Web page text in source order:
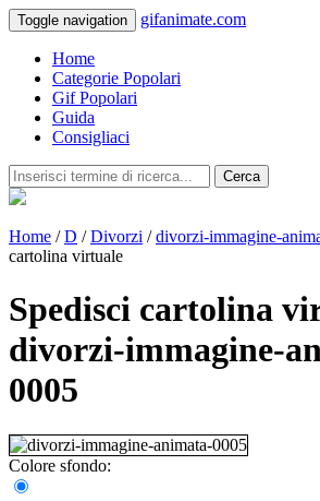
Toggle navigation gifanimate.com
Home
Categorie Popolari
Gif Popolari
Guida
Consigliaci
Cerca
Home /D /Divorzi /divorzi-immagine-
cartolina virtuale
Spedisci cartolina
divorzi-immagine-
0005
Colore sfondo: